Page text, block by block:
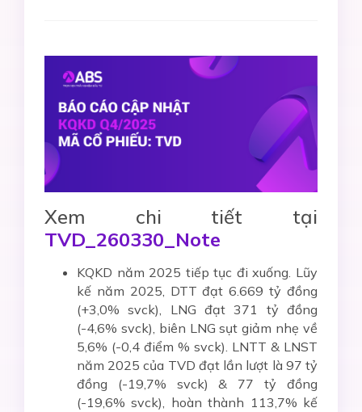
Xem chi tiết tại
TVD_260330_Note
KQKD năm 2025 tiếp tục đi xuống. Lũy
kế năm 2025, DTT đạt 6.669 tỷ đồng
(+3,0% svck), LNG đạt 371 tỷ đồng
(-4,6% svck), biên LNG sụt giảm nhẹ về
5,6% (-0,4 điểm % svck). LNTT & LNST
năm 2025 của TVD đạt lần lượt là 97 tỷ
đồng (-19,7% svck) & 77 tỷ đồng
(-19,6% svck), hoàn thành 113,7% kế